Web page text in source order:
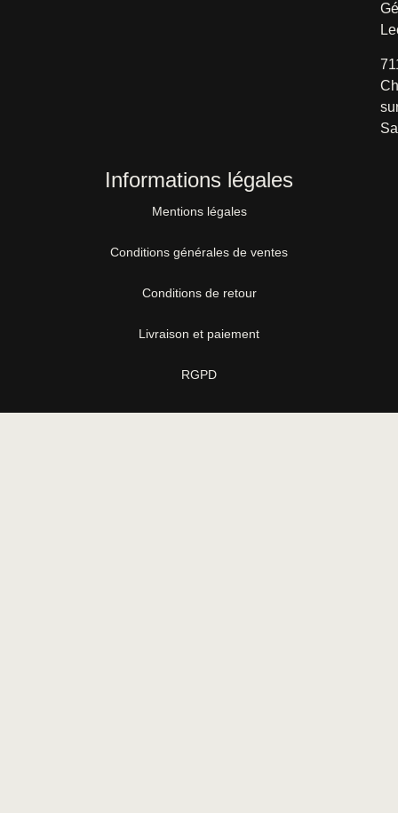
Informations légales
Mentions légales
Conditions générales de ventes
Conditions de retour
Livraison et paiement
RGPD